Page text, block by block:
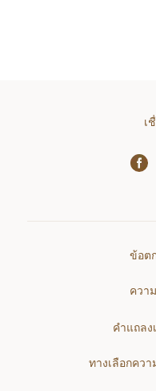
เ
ข้อต
ควา
คำแถลง
ทางเลือกคว